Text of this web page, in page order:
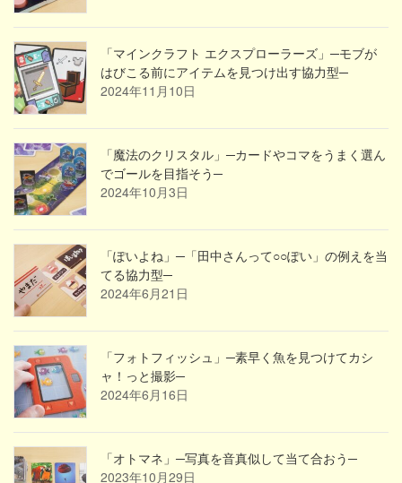
「マインクラフト エクスプローラーズ」─モブが
はびこる前にアイテムを見つけ出す協力型─
2024年11月10日
「魔法のクリスタル」─カードやコマをうまく選ん
でゴールを目指そう─
2024年10月3日
「ぽいよね」─「田中さんって○○ぽい」の例えを当
てる協力型─
2024年6月21日
「フォトフィッシュ」─素早く魚を見つけてカシ
ャ！っと撮影─
2024年6月16日
「オトマネ」─写真を音真似して当て合おう─
2023年10月29日